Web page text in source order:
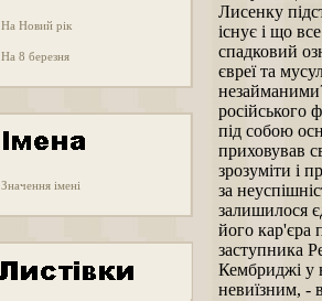
На Новий рік
На 8 березня
Значення імені
Лисенку
існує і що
спадковий
євреї та
російського
під собою
приховував
зрозуміти і
за
залишилося
його кар'єра
заступника
Кембриджі у
невиїзним, -